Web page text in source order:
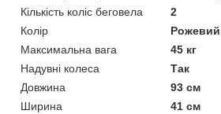
Кількість коліс беговела
2
Колір
Рожевий
Максимальна вага
45 кг
Надувні колеса
Так
Довжина
93 см
Ширина
41 см